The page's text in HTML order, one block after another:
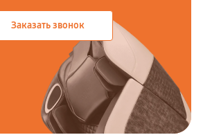
Заказать звонок